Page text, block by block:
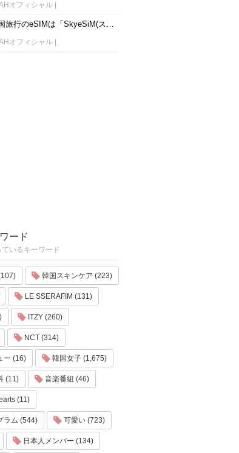
オフィシャル|
韓国旅行のeSIMは「SkyeSiM(スカイイーシム)」！1日単位で最安値380円から利用可能！
オフィシャル|
ード
いるキーワード
韓国スキンケア (223)
LE SSERAFIM (131)
ITZY (260)
NCT (314)
ー (16) 韓国女子 (1,675)
(11) 音楽番組 (46)
(11)
ラム (544) 可愛い (723)
日本人メンバー (134)